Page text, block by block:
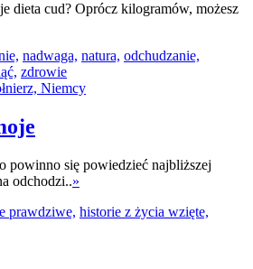
dieta cud? Oprócz kilogramów, możesz
nadwaga, natura, odchudzanie,
zdrowie
powinno się powiedzieć najbliższej
odchodzi..»
prawdziwe, historie z życia wzięte,